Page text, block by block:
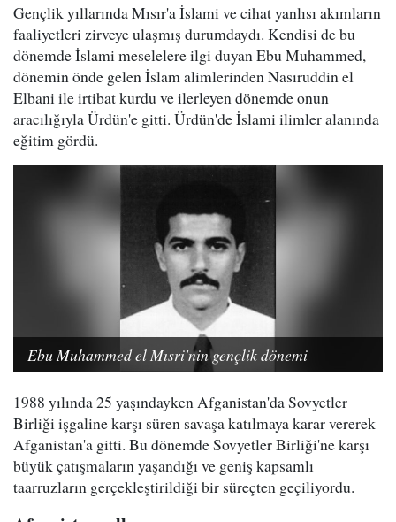
Gençlik yıllarında Mısır'a İslami ve cihat yanlısı akımların
faaliyetleri zirveye ulaşmış durumdaydı. Kendisi de bu
dönemde İslami meselelere ilgi duyan Ebu Muhammed,
dönemin önde gelen İslam alimlerinden Nasıruddin el
Elbani ile irtibat kurdu ve ilerleyen dönemde onun
aracılığıyla Ürdün'e gitti. Ürdün'de İslami ilimler alanında
eğitim gördü.
Ebu Muhammed el Mısri'nin gençlik dönemi
1988 yılında 25 yaşındayken Afganistan'da Sovyetler
Birliği işgaline karşı süren savaşa katılmaya karar vererek
Afganistan'a gitti. Bu dönemde Sovyetler Birliği'ne karşı
büyük çatışmaların yaşandığı ve geniş kapsamlı
taarruzların gerçekleştirildiği bir süreçten geçiliyordu.